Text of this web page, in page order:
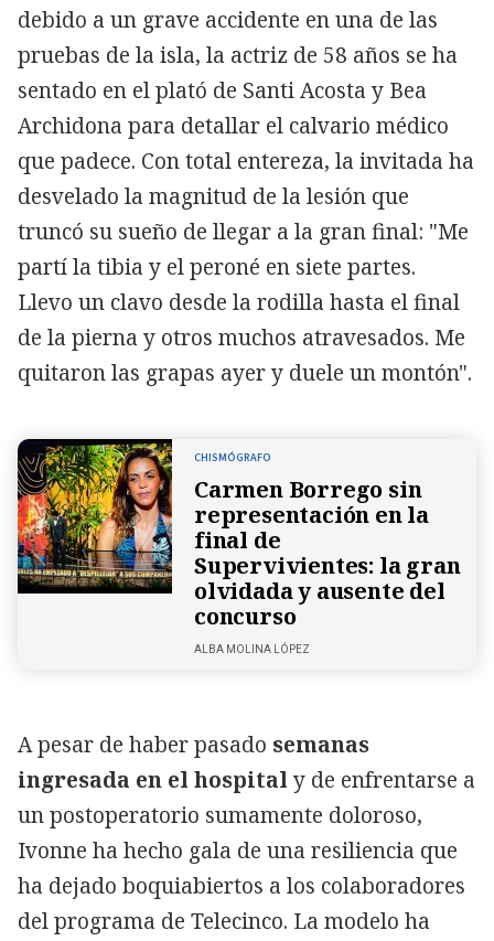
debido a un grave accidente en una de las
pruebas de la isla, la actriz de 58 años se ha
sentado en el plató de Santi Acosta y Bea
Archidona para detallar el calvario médico
que padece. Con total entereza, la invitada ha
desvelado la magnitud de la lesión que
truncó su sueño de llegar a la gran final: "Me
partí la tibia y el peroné en siete partes.
Llevo un clavo desde la rodilla hasta el final
de la pierna y otros muchos atravesados. Me
quitaron las grapas ayer y duele un montón".
CHISMÓGRAFO
Carmen Borrego sin
representación en la
final de
Supervivientes: la gran
olvidada y ausente del
concurso
ALBA MOLINA LÓPEZ
A pesar de haber pasado semanas
ingresada en el hospital y de enfrentarse a
un postoperatorio sumamente doloroso,
Ivonne ha hecho gala de una resiliencia que
ha dejado boquiabiertos a los colaboradores
del programa de Telecinco. La modelo ha